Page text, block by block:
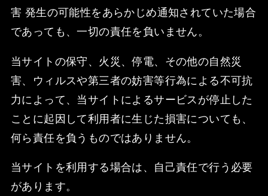
害 発生の可能性をあらかじめ通知されていた場合
であっても、一切の責任を負いません。
当サイトの保守、火災、停電、その他の自然災
害、ウィルスや第三者の妨害等行為による不可抗
力によって、当サイトによるサービスが停止した
ことに起因して利用者に生じた損害についても、
何ら責任を負うものではありません。
当サイトを利用する場合は、自己責任で行う必要
があります。